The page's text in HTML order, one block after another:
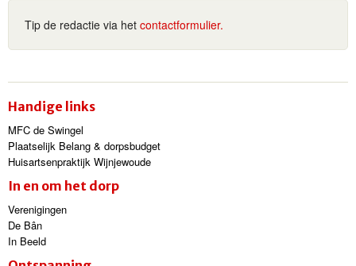
Tip de redactie via het contactformulier.
Handige links
MFC de Swingel
Plaatselijk Belang & dorpsbudget
Huisartsenpraktijk Wijnjewoude
In en om het dorp
Verenigingen
De Bân
In Beeld